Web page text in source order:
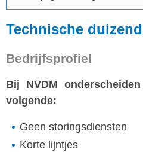
Technische
Bedrijfsprofiel
Bij NVDM onderscheiden
volgende:
Geen storingsdiensten
Korte lijntjes